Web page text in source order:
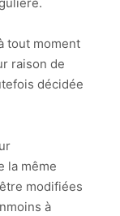
tout moment
raison de
décidée
la même
modifiées
à